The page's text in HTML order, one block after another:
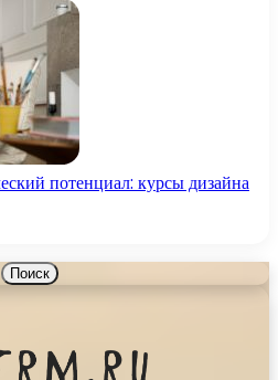
потенциал: курсы дизайна